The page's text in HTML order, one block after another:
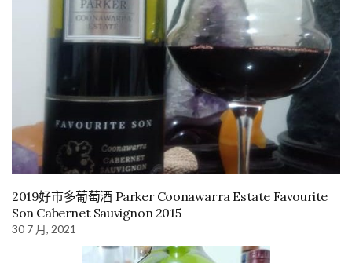
2019好市多葡萄酒 Parker Coonawarra Estate Favourite
Son Cabernet Sauvignon 2015
30 7 月, 2021